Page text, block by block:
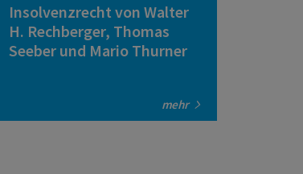
Insolvenzrecht von Walter
H. Rechberger, Thomas
Seeber und Mario Thurner
mehr